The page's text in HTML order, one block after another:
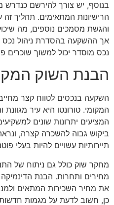
בנוסף, יש צורך להירשם כנדרש
הרישיונות המתאימים. תהליך זה
והגשת מסמכים נוספים, מה
אך ההשקעה בהסדרת ניהול נכס
נכס מוסדר יכול למשוך שוכרים
הבנת השוק
השקעה בנכסים לטווח קצר
המקומי. טורונטו היא עיר
המציעים יתרונות שונים
ביקוש גבוה להשכרה קצרה,
תיירותיות עשויים להיות בעלי
מחקר שוק כולל גם ניתוח של
מחירים ותחרות. הבנת
את מחיר השכירות המתאים
כן, חשוב לדעת על מגמות חדשות